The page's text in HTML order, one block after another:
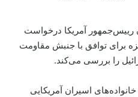
رییس‌جمهور آمریکا درخواست
برای توافق با جنبش مقاومت
را بررسی می‌کند.
اسیران آمریکایی